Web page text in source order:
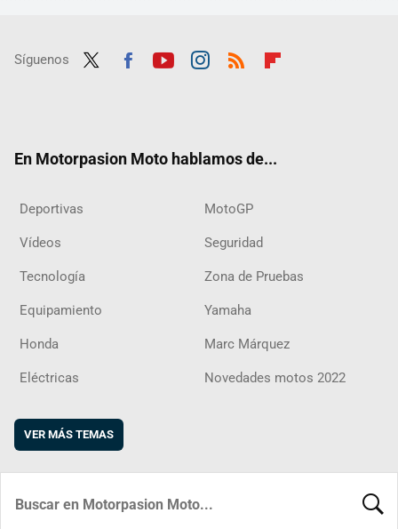
Síguenos
En Motorpasion Moto hablamos de...
Deportivas MotoGP
Vídeos Seguridad
Tecnología Zona de Pruebas
Equipamiento Yamaha
Honda Marc Márquez
Eléctricas Novedades motos 2022
VER MÁS TEMAS